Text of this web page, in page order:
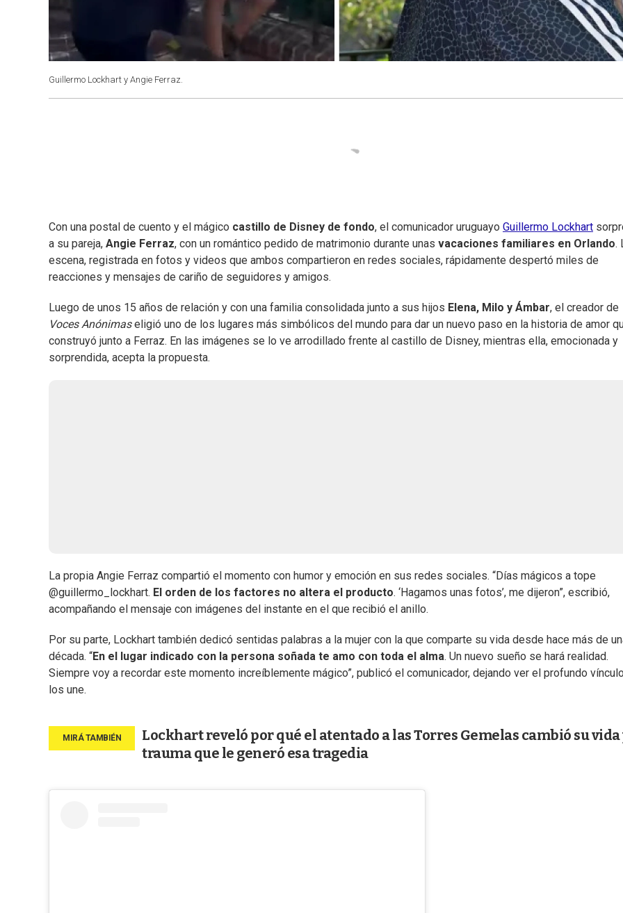
Guillermo Lockhart y Angie Ferraz.
Con una postal de cuento y el mágico castillo de Disney de fondo, el comunicador uruguayo Guillermo Lockhart
a su pareja, Angie Ferraz, con un romántico pedido de matrimonio durante unas vacaciones familiares en Orlando.
escena, registrada en fotos y videos que ambos compartieron en redes sociales, rápidamente despertó miles de
reacciones y mensajes de cariño de seguidores y amigos.
Luego de unos 15 años de relación y con una familia consolidada junto a sus hijos Elena, Milo y Ámbar, el creador de
Voces Anónimaseligió uno de los lugares más simbólicos del mundo para dar un nuevo paso en la historia de amor
construyó junto a Ferraz. En las imágenes se lo ve arrodillado frente al castillo de Disney, mientras ella, emocionada y
sorprendida, acepta la propuesta.
La propia Angie Ferraz compartió el momento con humor y emoción en sus redes sociales. “Días mágicos a tope
@guillermo_lockhart. El orden de los factores no altera el producto. ‘Hagamos unas fotos’, me dijeron”, escribió,
acompañando el mensaje con imágenes del instante en el que recibió el anillo.
Por su parte, Lockhart también dedicó sentidas palabras a la mujer con la que comparte su vida desde hace más de
década. “En el lugar indicado con la persona soñada te amo con toda el alma. Un nuevo sueño se hará realidad.
Siempre voy a recordar este momento increíblemente mágico”, publicó el comunicador, dejando ver el profundo
los une.
Lockhart reveló por qué el atentado a las Torres Gemelas cambió su vida
trauma que le generó esa tragedia